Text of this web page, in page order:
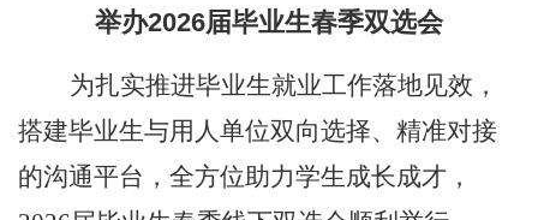
举办2026届毕业生春季双选会
为扎实推进毕业生就业工作落地见效，
搭建毕业生与用人单位双向选择、精准对接
的沟通平台，全方位助力学生成长成才，